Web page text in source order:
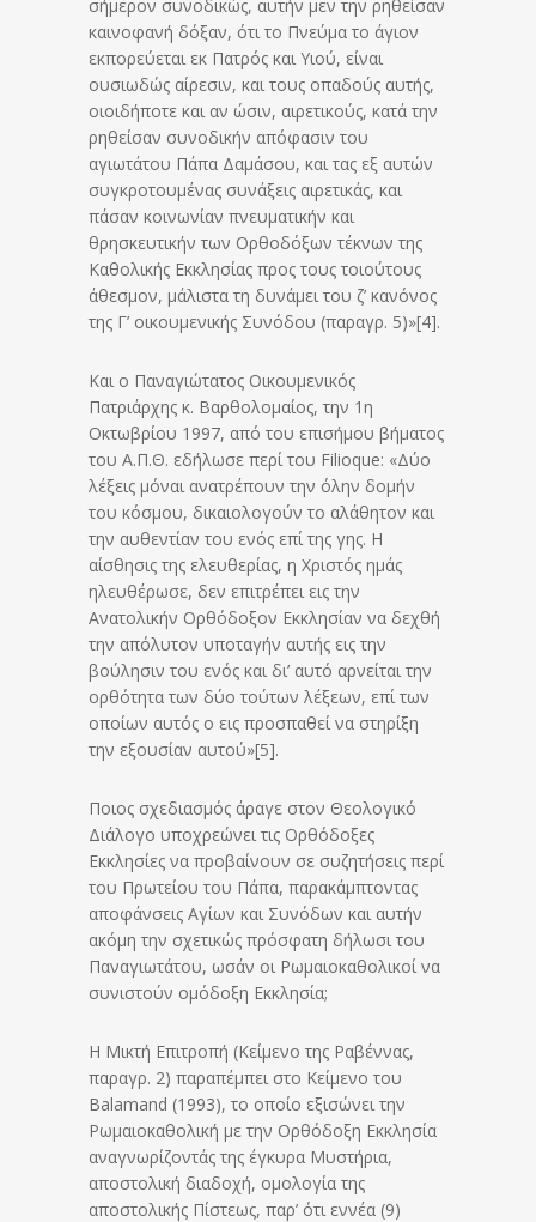
σήμερον συνοδικώς, αυτήν μεν την ρηθείσαν
καινοφανή δόξαν, ότι το Πνεύμα το άγιον
εκπορεύεται εκ Πατρός και Υιού, είναι
ουσιωδώς αίρεσιν, και τους οπαδούς αυτής,
οιοιδήποτε και αν ώσιν, αιρετικούς, κατά την
ρηθείσαν συνοδικήν απόφασιν του
αγιωτάτου Πάπα Δαμάσου, και τας εξ αυτών
συγκροτουμένας συνάξεις αιρετικάς, και
πάσαν κοινωνίαν πνευματικήν και
θρησκευτικήν των Ορθοδόξων τέκνων της
Καθολικής Εκκλησίας προς τους τοιούτους
άθεσμον, μάλιστα τη δυνάμει του ζ’ κανόνος
της Γ’ οικουμενικής Συνόδου (παραγρ. 5)»[4].
Και ο Παναγιώτατος Οικουμενικός
Πατριάρχης κ. Βαρθολομαίος, την 1η
Οκτωβρίου 1997, από του επισήμου βήματος
του Α.Π.Θ. εδήλωσε περί του Filioque: «Δύο
λέξεις μόναι ανατρέπουν την όλην δομήν
του κόσμου, δικαιολογούν το αλάθητον και
την αυθεντίαν του ενός επί της γης. Η
αίσθησις της ελευθερίας, η Χριστός ημάς
ηλευθέρωσε, δεν επιτρέπει εις την
Ανατολικήν Ορθόδοξον Εκκλησίαν να δεχθή
την απόλυτον υποταγήν αυτής εις την
βούλησιν του ενός και δι’ αυτό αρνείται την
ορθότητα των δύο τούτων λέξεων, επί των
οποίων αυτός ο εις προσπαθεί να στηρίξη
την εξουσίαν αυτού»[5].
Ποιος σχεδιασμός άραγε στον Θεολογικό
Διάλογο υποχρεώνει τις Ορθόδοξες
Εκκλησίες να προβαίνουν σε συζητήσεις περί
του Πρωτείου του Πάπα, παρακάμπτοντας
αποφάνσεις Αγίων και Συνόδων και αυτήν
ακόμη την σχετικώς πρόσφατη δήλωσι του
Παναγιωτάτου, ωσάν οι Ρωμαιοκαθολικοί να
συνιστούν ομόδοξη Εκκλησία;
Η Μικτή Επιτροπή (Κείμενο της Ραβέννας,
παραγρ. 2) παραπέμπει στο Κείμενο του
Balamand (1993), το οποίο εξισώνει την
Ρωμαιοκαθολική με την Ορθόδοξη Εκκλησία
αναγνωρίζοντάς της έγκυρα Μυστήρια,
αποστολική διαδοχή, ομολογία της
αποστολικής Πίστεως, παρ’ ότι εννέα (9)